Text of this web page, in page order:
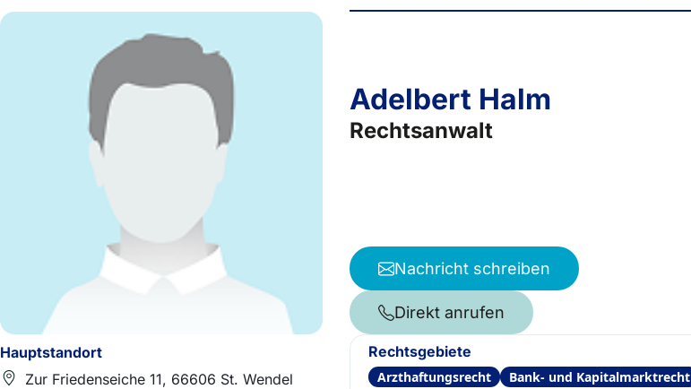
Hauptstandort
Zur Friedenseiche 11, 66606 St. Wendel
Adelbert Halm
Rechtsanwalt
Nachricht schreiben
Direkt anrufen
Rechtsgebiete
Arzthaftungsrecht Bank- und Kapitalmarktrecht